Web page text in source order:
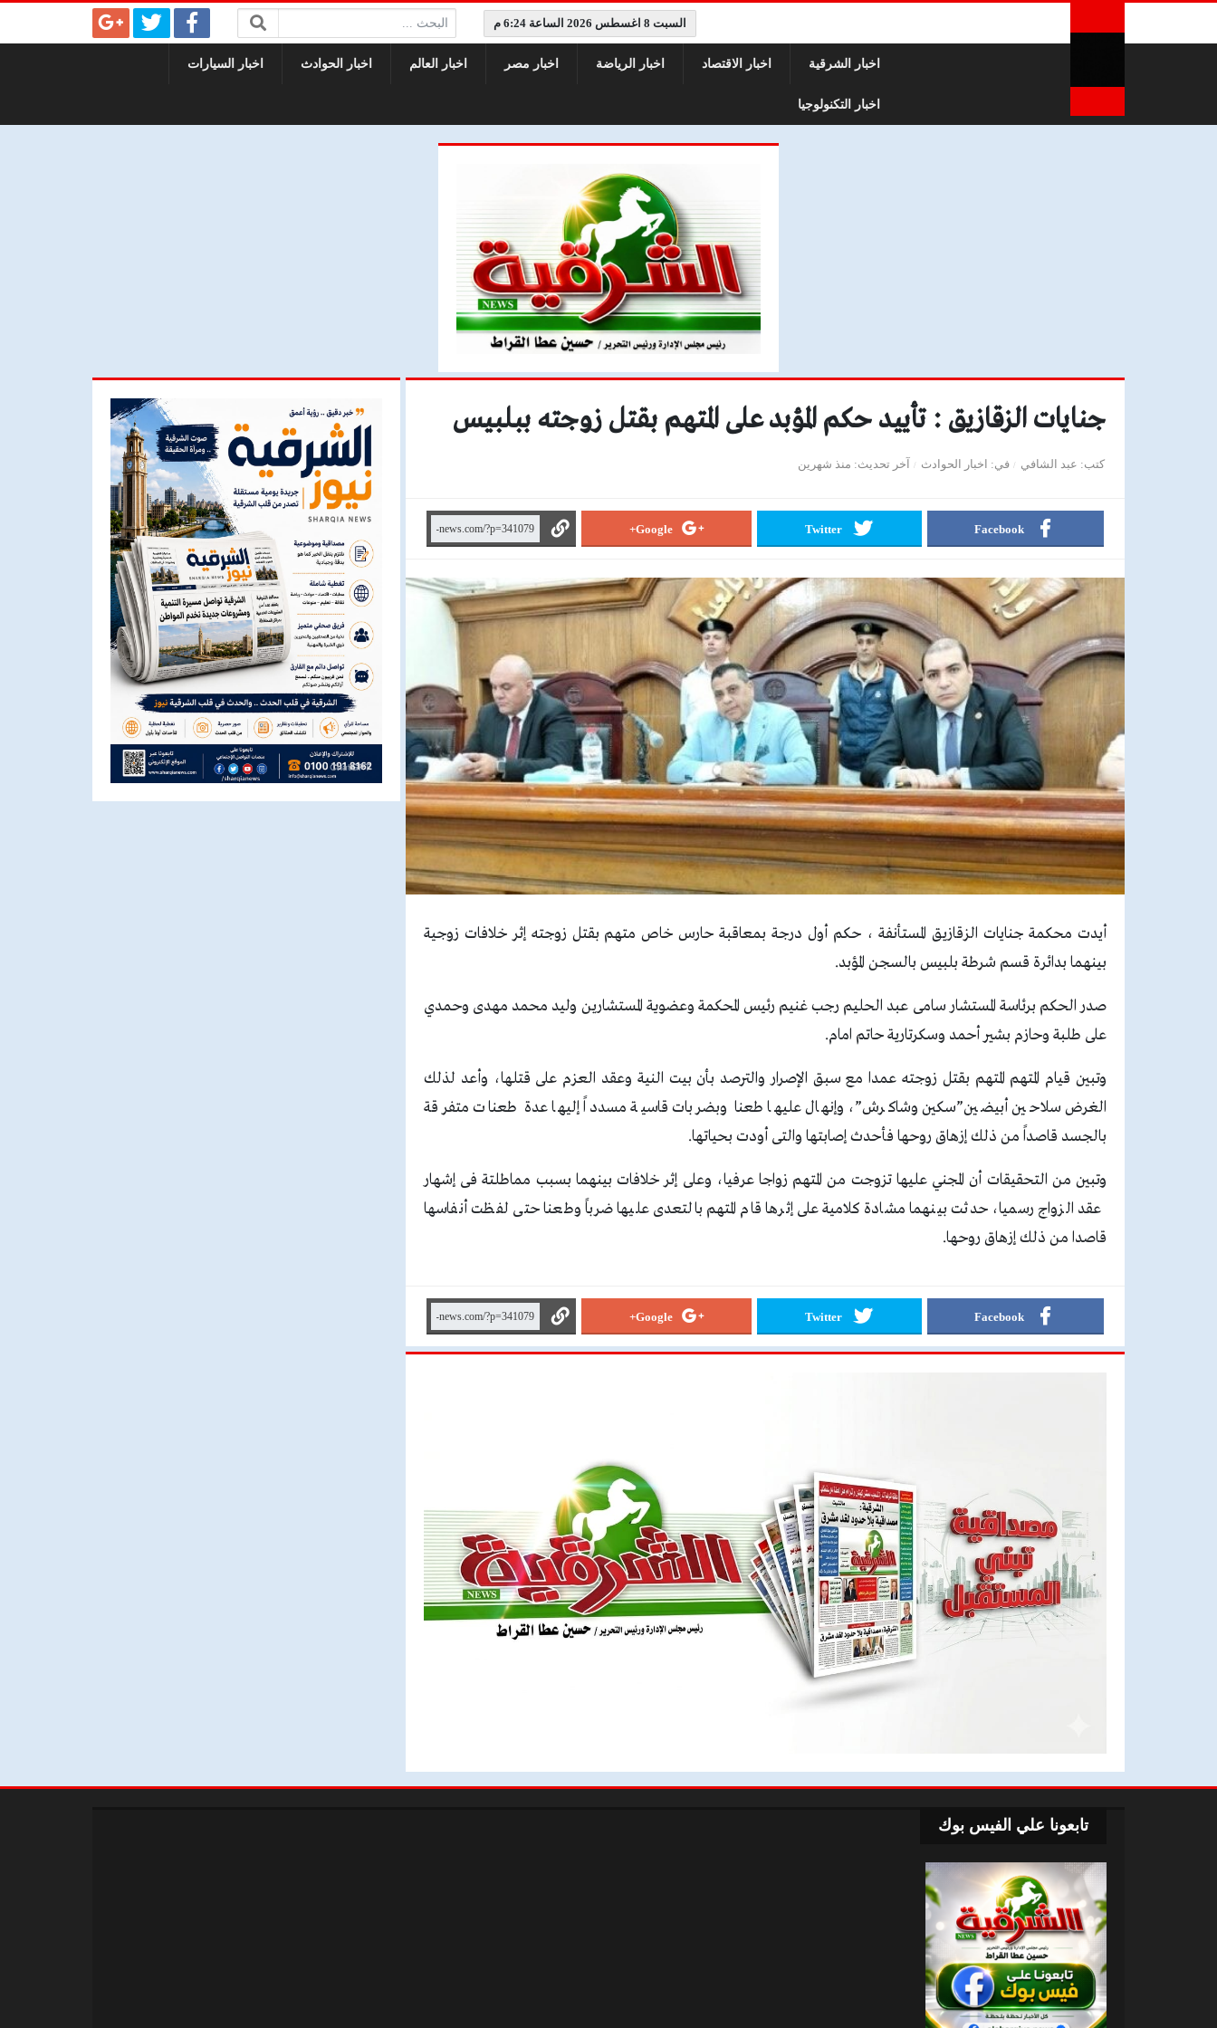
السبت 8 اغسطس 2026 الساعة 6:24 م البحث:
اخبار الشرقية اخبار الاقتصاد اخبار الرياضة اخبار مصر اخبار العالم اخبار الحوادث اخبار السيارات
اخبار التكنولوجيا
جنايات الزقازيق : تأييد حكم المؤبد على المتهم بقتل زوجته ببلبيس
كتب عبد الشافي في اخبار الحوادث آخر تحديث منذ شهرين
Facebook
Twitter
Google+
أيدت محكمة جنايات الزقازيق المستأنفة ، حكم أول درجة بمعاقبة حارس خاص متهم بقتل زوجته إثر خلافات زوجية
بينهما بدائرة قسم شرطة بلبيس بالسجن المؤبد.
صدر الحكم برئاسة المستشار سامى عبد الحليم رجب غنيم رئيس المحكمة وعضوية المستشارين وليد محمد مهدى وحمدي
على طلبة وحازم بشير أحمد وسكرتارية حاتم امام.
وتبين قيام المتهم المتهم بقتل زوجته عمدا مع سبق الإصرار والترصد بأن بيت النية وعقد العزم على قتلها، وأعد لذلك
الغرض سلاحين أبيضين”سكين وشاكرش”، وإنهال عليها طعنا وبضربات قاسية مسدداً إليها عدة طعنات متفرقة
بالجسد قاصداً من ذلك إزهاق روحها فأحدث إصابتها والتى أودت بحياتها.
وتبين من التحقيقات أن المجني عليها تزوجت من المتهم زواجا عرفيا، وعلى إثر خلافات بينهما بسبب مماطلتة فى إشهار
عقد الزواج رسميا، حدثت بينهما مشادة كلامية على إثرها قام المتهم بالتعدى عليها ضرباً وطعنا حتى لفظت أنفاسها
قاصدا من ذلك إزهاق روحها.
Facebook
Twitter
Google+
تابعونا علي الفيس بوك